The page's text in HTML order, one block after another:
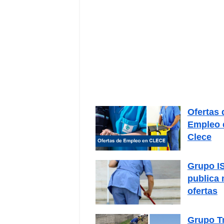
Ofertas
Empleo
Clece
Grupo
publica
ofertas
Grupo